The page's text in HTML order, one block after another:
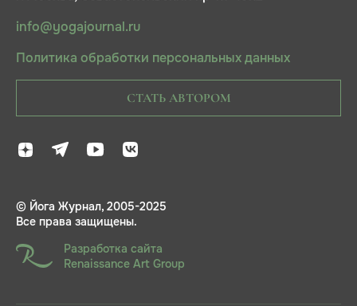
info@yogajournal.ru
Политика обработки персональных данных
СТАТЬ АВТОРОМ
© Йога Журнал, 2005-2025
Все права защищены.
Разработка сайта
Renaissance Art Group